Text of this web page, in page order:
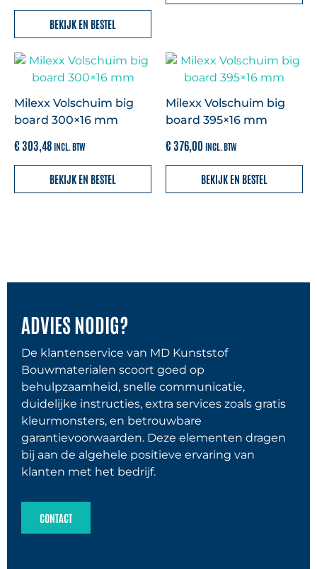
BEKIJK EN BESTEL
Milexx Volschuim big
board 300×16 mm
€ 303,48INCL. BTW
BEKIJK EN BESTEL
Milexx Volschuim big
board 395×16 mm
€ 376,00 INCL. BTW
BEKIJK EN BESTEL
ADVIES NODIG?
De klantenservice van MD Kunststof
Bouwmaterialen scoort goed op
behulpzaamheid, snelle communicatie,
duidelijke instructies, extra services zoals gratis
kleurmonsters, en betrouwbare
garantievoorwaarden. Deze elementen dragen
bij aan de algehele positieve ervaring van
klanten met het bedrijf.
CONTACT